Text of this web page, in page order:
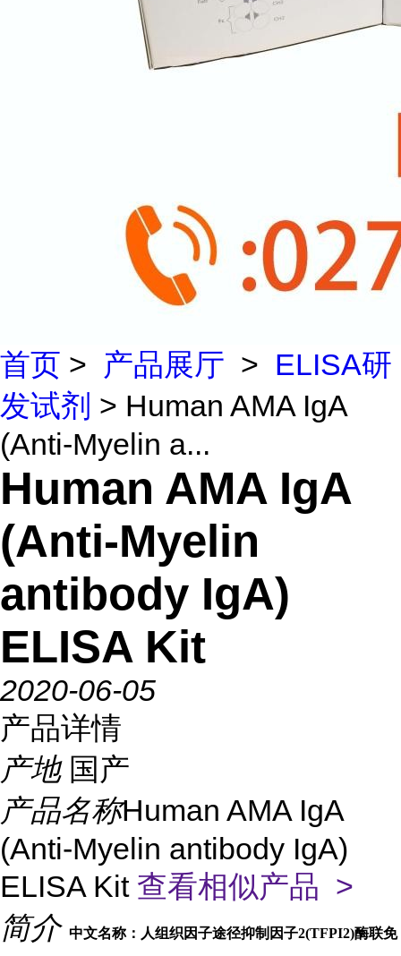
首页 > 产品展厅 > ELISA研
发试剂 > Human AMA IgA
(Anti-Myelin a...
Human AMA IgA
(Anti-Myelin
antibody IgA)
ELISA Kit
2020-06-05
产品详情
产地 国产
产品名称Human AMA IgA
(Anti-Myelin antibody IgA)
ELISA Kit 查看相似产品 >
简介 中文名称：人组织因子途径抑制因子2(TFPI2)酶联免